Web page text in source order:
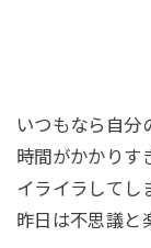
いつもなら自分
時間がかかりす
イライラしてし
昨日は不思議と